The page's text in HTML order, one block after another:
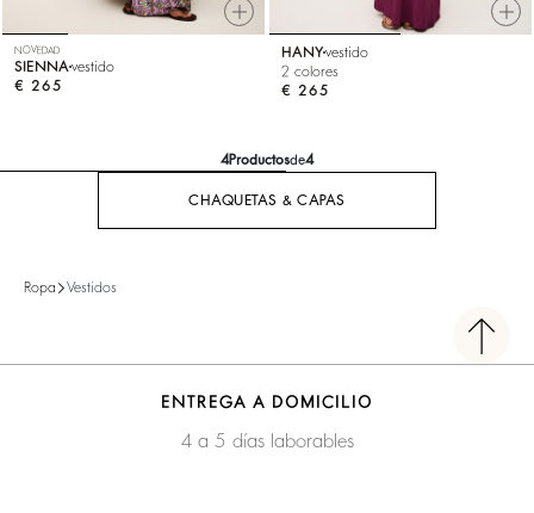
NOVEDAD
SIENNAvestido
€ 265
HANYvestido
2 colores
€ 265
4Productosde4
CHAQUETAS & CAPAS
Ropa Vestidos
ENTREGA A DOMICILIO
4 a 5 días laborables